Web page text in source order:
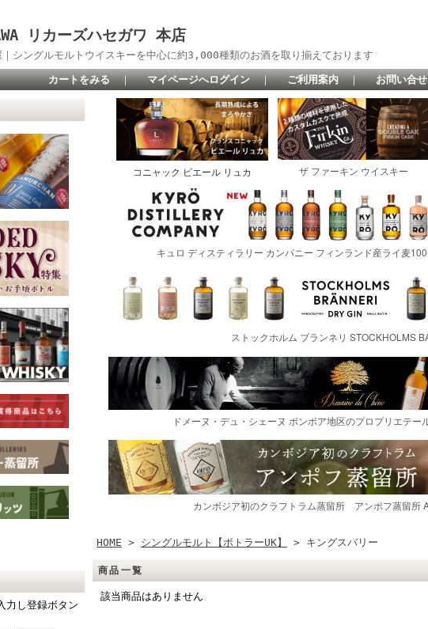
リカーズハセガワ 本店
シングルモルトウイスキーを中心に約3,000種類のお酒を取り揃えております
カートをみる ｜ マイページへログイン ｜ ご利用案内 ｜ お問い合せ
力し登録ボタン
HOME > シングルモルト【ボトラーUK】 > キングスバリー
商品一覧
該当商品はありません